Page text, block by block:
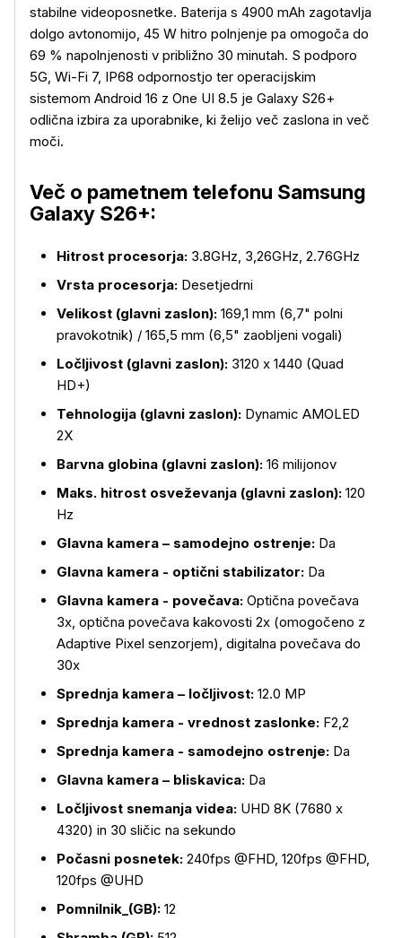
Več o izdelku
stabilne videoposnetke. Baterija s 4900 mAh zagotavlja
dolgo avtonomijo, 45 W hitro polnjenje pa omogoča do
69 % napolnjenosti v približno 30 minutah. S podporo
5G, Wi-Fi 7, IP68 odpornostjo ter operacijskim
sistemom Android 16 z One UI 8.5 je Galaxy S26+
odlična izbira za uporabnike, ki želijo več zaslona in več
moči.
Več o pametnem telefonu Samsung
Galaxy S26+:
Hitrost procesorja: 3.8GHz, 3,26GHz, 2.76GHz
Vrsta procesorja: Desetjedrni
Velikost (glavni zaslon): 169,1 mm (6,7" polni
pravokotnik) / 165,5 mm (6,5" zaobljeni vogali)
Ločljivost (glavni zaslon): 3120 x 1440 (Quad
HD+)
Tehnologija (glavni zaslon): Dynamic AMOLED
2X
Barvna globina (glavni zaslon): 16 milijonov
Maks. hitrost osveževanja (glavni zaslon): 120
Hz
Glavna kamera – samodejno ostrenje: Da
Glavna kamera - optični stabilizator: Da
Glavna kamera - povečava: Optična povečava
3x, optična povečava kakovosti 2x (omogočeno z
Adaptive Pixel senzorjem), digitalna povečava do
30x
Sprednja kamera – ločljivost: 12.0 MP
Sprednja kamera - vrednost zaslonke: F2,2
Sprednja kamera - samodejno ostrenje: Da
Glavna kamera – bliskavica: Da
Ločljivost snemanja videa: UHD 8K (7680 x
4320) in 30 sličic na sekundo
Počasni posnetek: 240fps @FHD, 120fps @FHD,
120fps @UHD
Pomnilnik_(GB): 12